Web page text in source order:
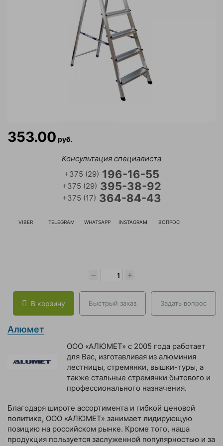
Колеса аппаратные поворотные с
тормозом
Колеса большегрузные на ось
(полиуретан)
Колеса большегрузные
(полипропилен)
Колеса большегрузные
обрезиненые
Колеса большегрузные
чугунные обрезиненные
Колеса большегрузные
(полиуретан)
Колеса большегрузные
обрезиненые
Колеса большегрузные
тормозом (полипропилен)
Колеса большегрузные
Колеса большегрузные
покрытия
353.00 руб.
Консультация специалиста
+375 (29) 196-16-55
+375 (29) 395-38-92
+375 (17) 364-84-43
VIBER TELEGRAM WHATSAPP INSTAGRAM ВОПРОС
− +
В корзину Быстрый заказ Задать вопрос
Алюмет
ООО «АЛЮМЕТ» с 2005 года работает
для Вас, изготавливая из алюминия
лестницы, стремянки, вышки-туры, а
также стальные стремянки бытового и
профессионального назначения.
Благодаря широте ассортимента и гибкой ценовой
политике, ООО «АЛЮМЕТ» занимает лидирующую
позицию на российском рынке. Кроме того, наша
продукция пользуется заслуженной популярностью и за